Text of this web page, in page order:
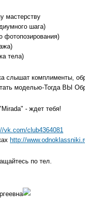
мастерству
шага)
фотопозирования)
тела)
слышат комплименты,
моделью-Тогда ВЫ
- ждет тебя!
vk.com/club4364081
http://
по тел.